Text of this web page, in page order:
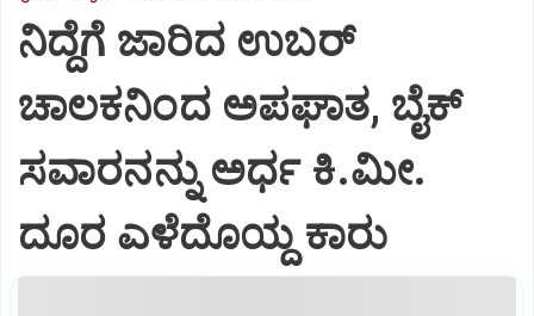
ನಿದ್ದೆಗೆ ಜಾರಿದ ಉಬರ್
ಚಾಲಕನಿಂದ ಅಪಘಾತ, ಬೈಕ್
ಸವಾರನನ್ನು ಅರ್ಧ ಕಿ.ಮೀ.
ದೂರ ಎಳೆದೊಯ್ದ ಕಾರು